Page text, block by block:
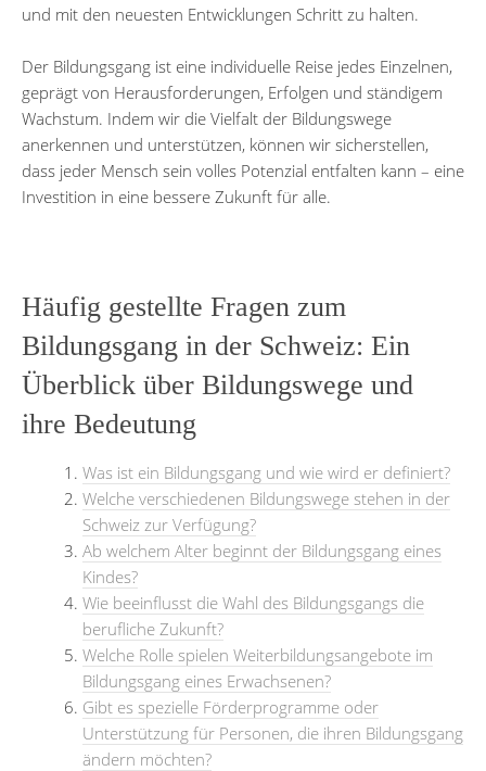
und mit den neuesten Entwicklungen Schritt zu halten.
Der Bildungsgang ist eine individuelle Reise jedes Einzelnen,
geprägt von Herausforderungen, Erfolgen und ständigem
Wachstum. Indem wir die Vielfalt der Bildungswege
anerkennen und unterstützen, können wir sicherstellen,
dass jeder Mensch sein volles Potenzial entfalten kann – eine
Investition in eine bessere Zukunft für alle.
Häufig gestellte Fragen zum
Bildungsgang in der Schweiz: Ein
Überblick über Bildungswege und
ihre Bedeutung
Was ist ein Bildungsgang und wie wird er definiert?
Welche verschiedenen Bildungswege stehen in der
Schweiz zur Verfügung?
Ab welchem Alter beginnt der Bildungsgang eines
Kindes?
Wie beeinflusst die Wahl des Bildungsgangs die
berufliche Zukunft?
Welche Rolle spielen Weiterbildungsangebote im
Bildungsgang eines Erwachsenen?
Gibt es spezielle Förderprogramme oder
Unterstützung für Personen, die ihren Bildungsgang
ändern möchten?